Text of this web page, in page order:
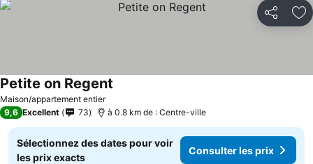
Partager
Maison/appartement entier
Petite on Regent
9,6 Excellent 73 à 0.8 km de : Centre-ville
Sélectionnez des dates pour voir
les prix exacts
Consulter les prix